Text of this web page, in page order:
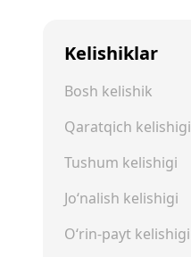
Kelishiklar
Bosh kelishik
Qaratqich kelishigi
Tushum kelishigi
Jo‘nalish kelishigi
O‘rin-payt kelishigi